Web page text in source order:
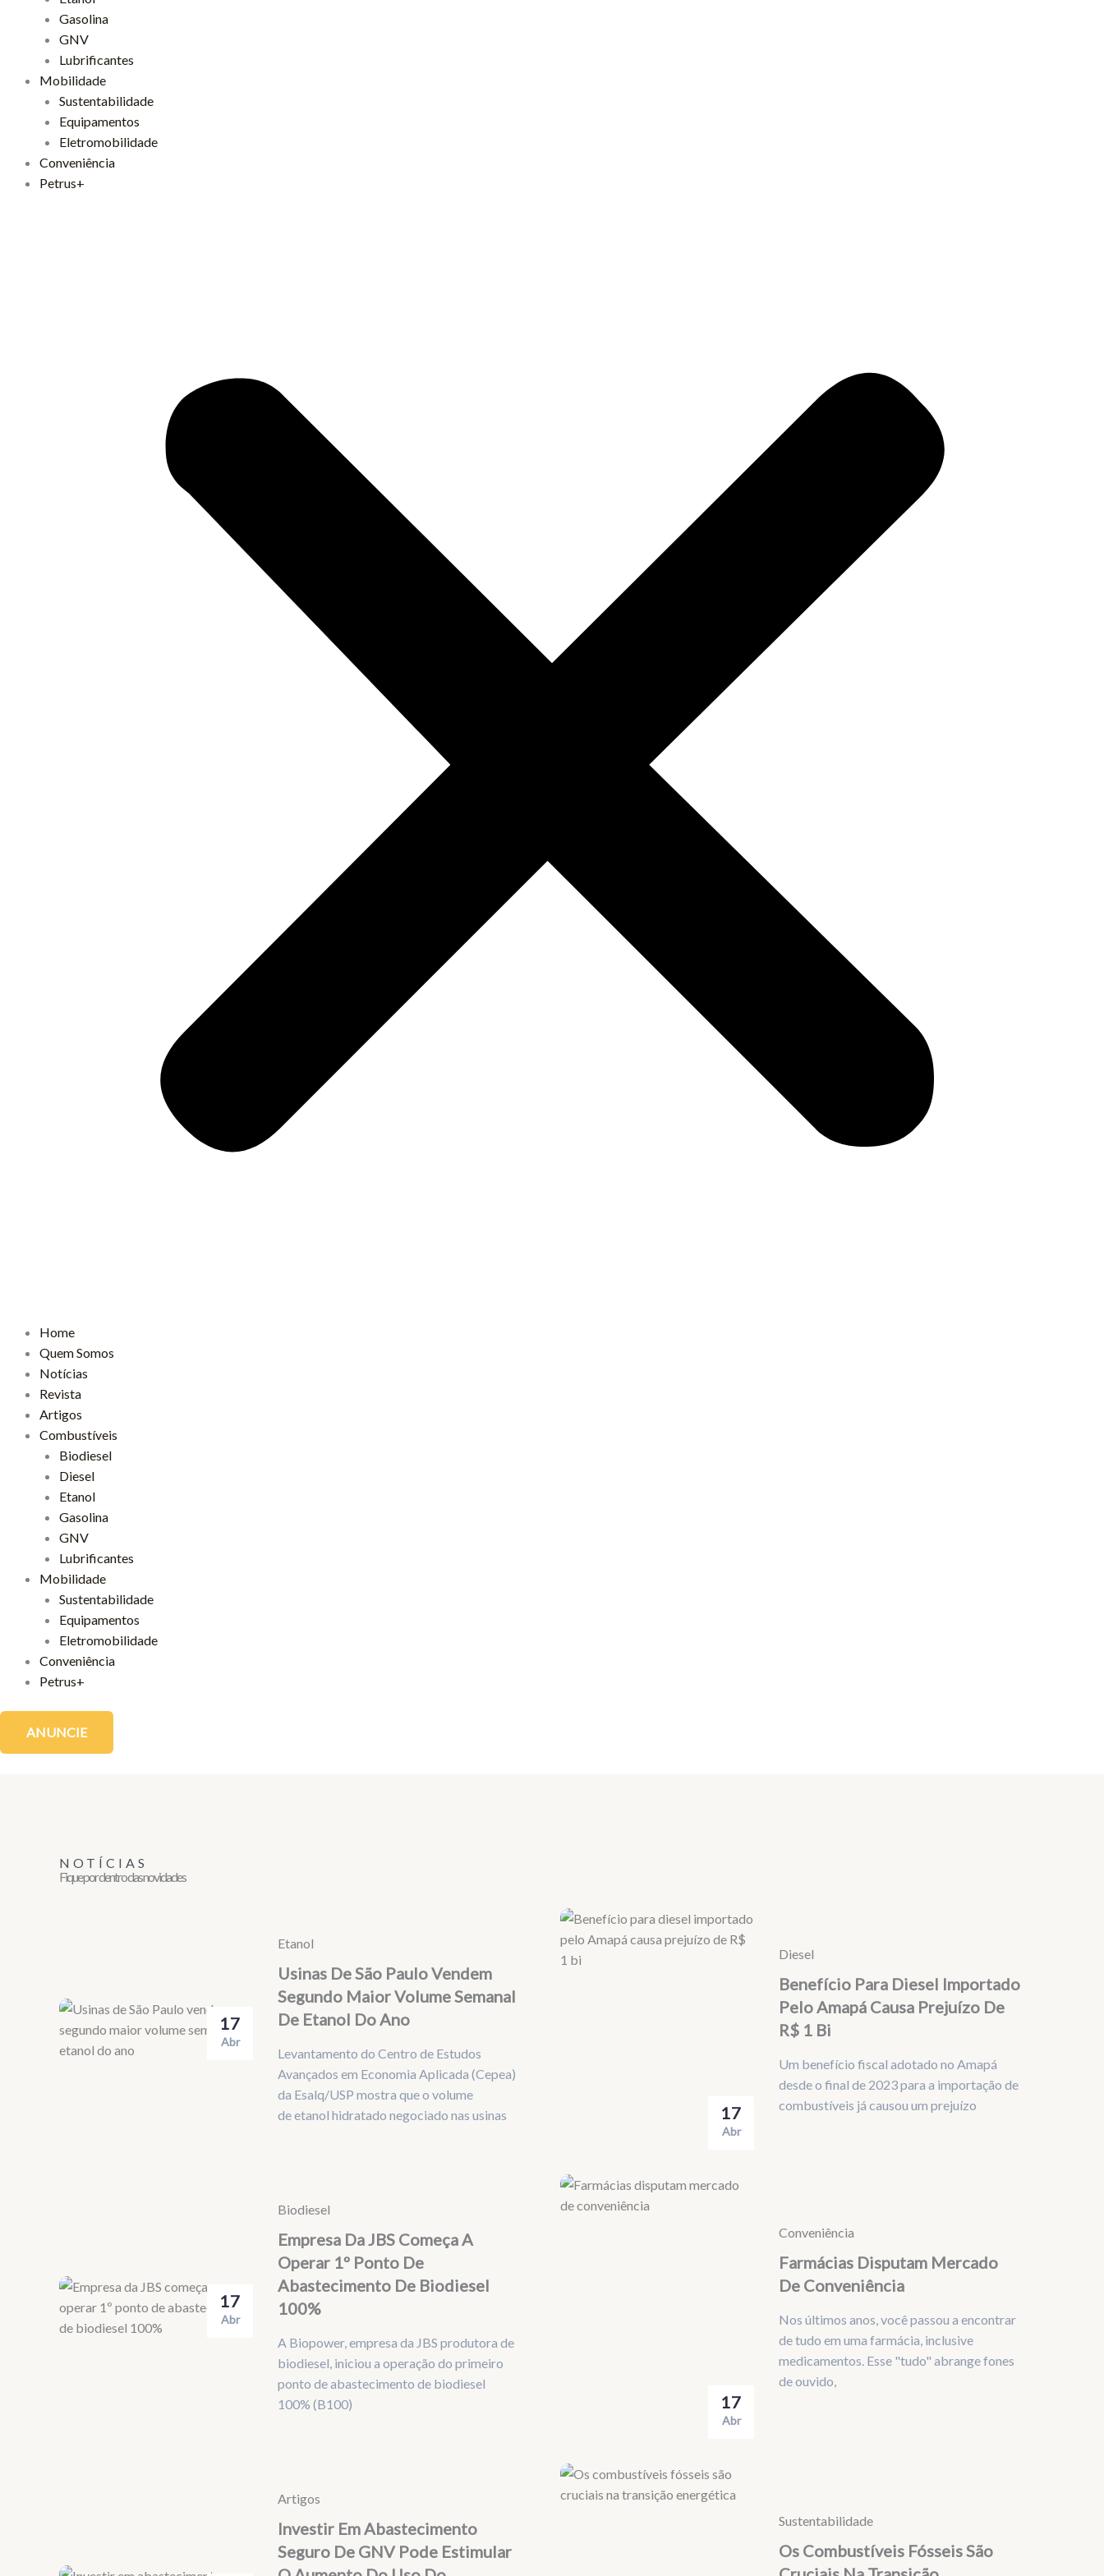
Gasolina
GNV
Lubrificantes
Mobilidade
Sustentabilidade
Equipamentos
Eletromobilidade
Conveniência
Petrus+
Home
Quem Somos
Notícias
Revista
Artigos
Combustíveis
Biodiesel
Diesel
Etanol
Gasolina
GNV
Lubrificantes
Mobilidade
Sustentabilidade
Equipamentos
Eletromobilidade
Conveniência
Petrus+
ANUNCIE
NOTÍCIAS
Fique por dentro das novidades
17
Abr
Etanol
Usinas De São Paulo Vendem
Segundo Maior Volume Semanal
De Etanol Do Ano
Levantamento do Centro de Estudos
Avançados em Economia Aplicada (Cepea)
da Esalq/USP mostra que o volume
de etanol hidratado negociado nas usinas
17
Abr
Diesel
Benefício Para Diesel Importado
Pelo Amapá Causa Prejuízo De
R$ 1 Bi
Um benefício fiscal adotado no Amapá
desde o final de 2023 para a importação de
combustíveis já causou um prejuízo
17
Abr
Biodiesel
Empresa Da JBS Começa A
Operar 1º Ponto De
Abastecimento De Biodiesel
100%
A Biopower, empresa da JBS produtora de
biodiesel, iniciou a operação do primeiro
ponto de abastecimento de biodiesel
100% (B100)
17
Abr
Conveniência
Farmácias Disputam Mercado
De Conveniência
Nos últimos anos, você passou a encontrar
de tudo em uma farmácia, inclusive
medicamentos. Esse "tudo" abrange fones
de ouvido,
Artigos
Investir Em Abastecimento
Seguro De GNV Pode Estimular
Sustentabilidade
Os Combustíveis Fósseis São